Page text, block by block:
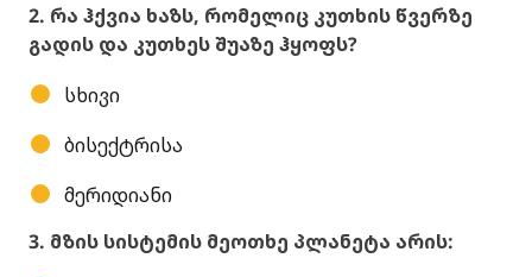
2. რა ჰქვია ხაზს, რომელიც კუთხის წვერზე
გადის და კუთხეს შუაზე ჰყოფს?
სხივი
ბისექტრისა
მერიდიანი
3. მზის სისტემის მეოთხე პლანეტა არის: